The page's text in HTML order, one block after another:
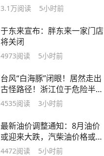
3.1万阅读 5小时前
于东来宣布：胖东来一家门店
将关闭
4973阅读 5小时前
台风“白海豚”闭眼！居然走出
古怪路径！浙江位于危险半圆
内！宁波沿海进入Ⅰ级防台应
多条公交停运
4535阅读 3小时前
最新油价调整通知：8月油价
或迎来大跌，汽柴油价格或将
会重新下跌0.30元/升-0.36元/
4472阅读 5小时前